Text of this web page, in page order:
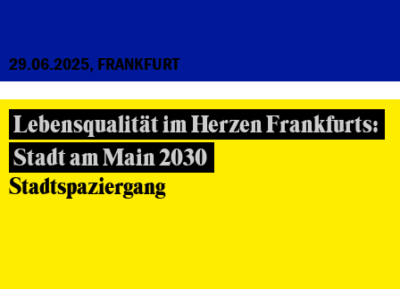
29.06.2025, FRANKFURT
Lebensqualität im Herzen Frankfurts:
Stadt am Main 2030
Stadtspaziergang